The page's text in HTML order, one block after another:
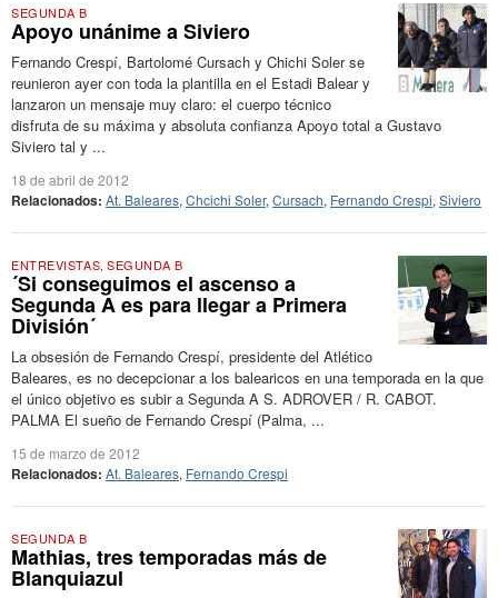
SEGUNDA B
Apoyo unánime a Siviero
Fernando Crespí, Bartolomé Cursach y Chichi Soler se
reunieron ayer con toda la plantilla en el Estadi Balear y
lanzaron un mensaje muy claro: el cuerpo técnico
disfruta de su máxima y absoluta confianza Apoyo total a Gustavo
Siviero tal y ...
18 de abril de 2012
Relacionados: At. Baleares, Chcichi Soler, Cursach, Fernando Crespi, Siviero
ENTREVISTAS,SEGUNDA B
´Si conseguimos el ascenso a
Segunda A es para llegar a Primera
División´
La obsesión de Fernando Crespí, presidente del Atlético
Baleares, es no decepcionar a los balearicos en una temporada en la que
el único objetivo es subir a Segunda A S. ADROVER / R. CABOT.
PALMA El sueño de Fernando Crespí (Palma, ...
15 de marzo de 2012
Relacionados: At. Baleares, Fernando Crespi
SEGUNDA B
Mathias, tres temporadas más de
Blanquiazul